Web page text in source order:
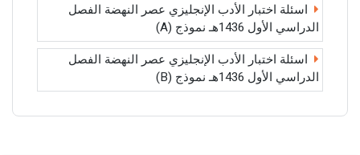
اسئلة اختبار الأدب الإنجليزي عصر النهضة الفصل
الدراسي الأول 1436هـ نموذج (A)
اسئلة اختبار الأدب الإنجليزي عصر النهضة الفصل
الدراسي الأول 1436هـ نموذج (B)